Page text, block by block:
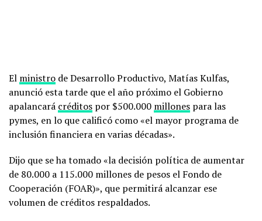
El ministro de Desarrollo Productivo, Matías Kulfas,
anunció esta tarde que el año próximo el Gobierno
apalancará créditos por $500.000 millones para las
pymes, en lo que calificó como «el mayor programa de
inclusión financiera en varias décadas».
Dijo que se ha tomado «la decisión política de aumentar
de 80.000 a 115.000 millones de pesos el Fondo de
Cooperación (FOAR)», que permitirá alcanzar ese
volumen de créditos respaldados.